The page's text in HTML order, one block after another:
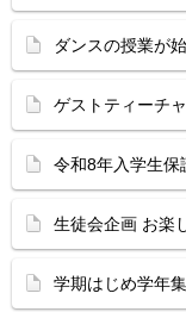
ダンスの授業が
ゲストティーチ
令和8年入学生保
生徒会企画 お楽
学期はじめ学年